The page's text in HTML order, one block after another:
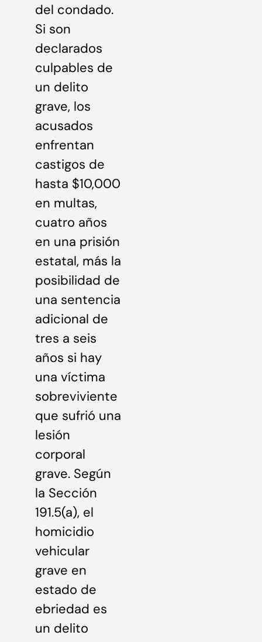
del condado.
Si son
declarados
culpables de
un delito
grave, los
acusados
enfrentan
castigos de
hasta $10,000
en multas,
cuatro años
en una prisión
estatal, más la
posibilidad de
una sentencia
adicional de
tres a seis
años si hay
una víctima
sobreviviente
que sufrió una
lesión
corporal
grave. Según
la Sección
191.5(a), el
homicidio
vehicular
grave en
estado de
ebriedad es
un delito